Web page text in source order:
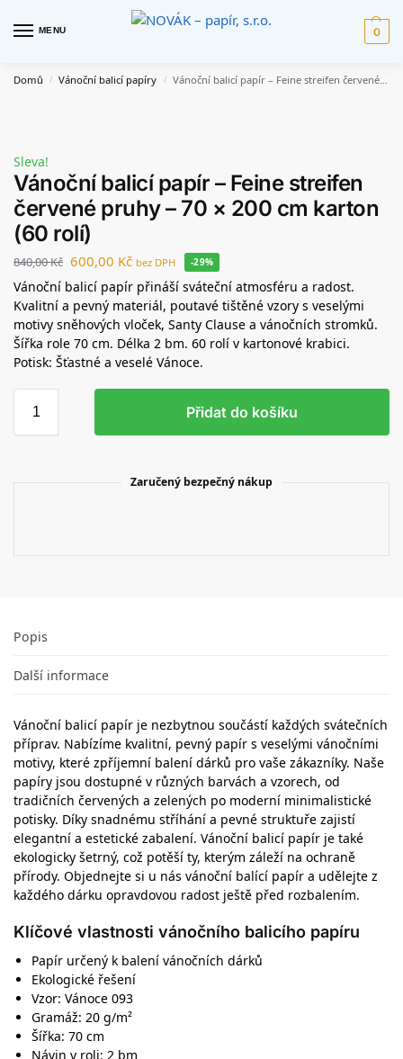
MENU 0
Domů / Vánoční balicí papíry / Vánoční balicí papír – Feine streifen červené pruhy – 70 × 200 cm karton (60 rolí)
Sleva!
Vánoční balicí papír – Feine streifen
červené pruhy – 70 × 200 cm karton
(60 rolí)
840,00Kč 600,00 Kč bez DPH -29%
Vánoční balicí papír přináší sváteční atmosféru a radost.
Kvalitní a pevný materiál, poutavé tištěné vzory s veselými
motivy sněhových vloček, Santy Clause a vánočních stromků.
Šířka role 70 cm. Délka 2 bm. 60 rolí v kartonové krabici.
Potisk: Šťastné a veselé Vánoce.
Přidat do košíku
Zaručený bezpečný nákup
Popis
Další informace
Vánoční balicí papír je nezbytnou součástí každých svátečních
příprav. Nabízíme kvalitní, pevný papír s veselými vánočními
motivy, které zpříjemní balení dárků pro vaše zákazníky. Naše
papíry jsou dostupné v různých barvách a vzorech, od
tradičních červených a zelených po moderní minimalistické
potisky. Díky snadnému stříhání a pevné struktuře zajistí
elegantní a estetické zabalení. Vánoční balicí papír je také
ekologicky šetrný, což potěší ty, kterým záleží na ochraně
přírody. Objednejte si u nás vánoční balící papír a udělejte z
každého dárku opravdovou radost ještě před rozbalením.
Klíčové vlastnosti vánočního balicího papíru
Papír určený k balení vánočních dárků
Ekologické řešení
Vzor: Vánoce 093
Gramáž: 20 g/m²
Šířka: 70 cm
Návin v roli: 2 bm